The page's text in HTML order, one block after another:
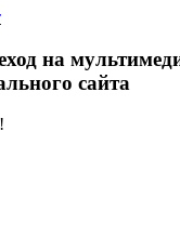
на
сайта